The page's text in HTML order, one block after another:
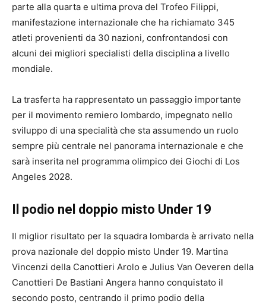
parte alla quarta e ultima prova del Trofeo Filippi,
manifestazione internazionale che ha richiamato 345
atleti provenienti da 30 nazioni, confrontandosi con
alcuni dei migliori specialisti della disciplina a livello
mondiale.
La trasferta ha rappresentato un passaggio importante
per il movimento remiero lombardo, impegnato nello
sviluppo di una specialità che sta assumendo un ruolo
sempre più centrale nel panorama internazionale e che
sarà inserita nel programma olimpico dei Giochi di Los
Angeles 2028.
Il podio nel doppio misto Under 19
Il miglior risultato per la squadra lombarda è arrivato nella
prova nazionale del doppio misto Under 19. Martina
Vincenzi della Canottieri Arolo e Julius Van Oeveren della
Canottieri De Bastiani Angera hanno conquistato il
secondo posto, centrando il primo podio della